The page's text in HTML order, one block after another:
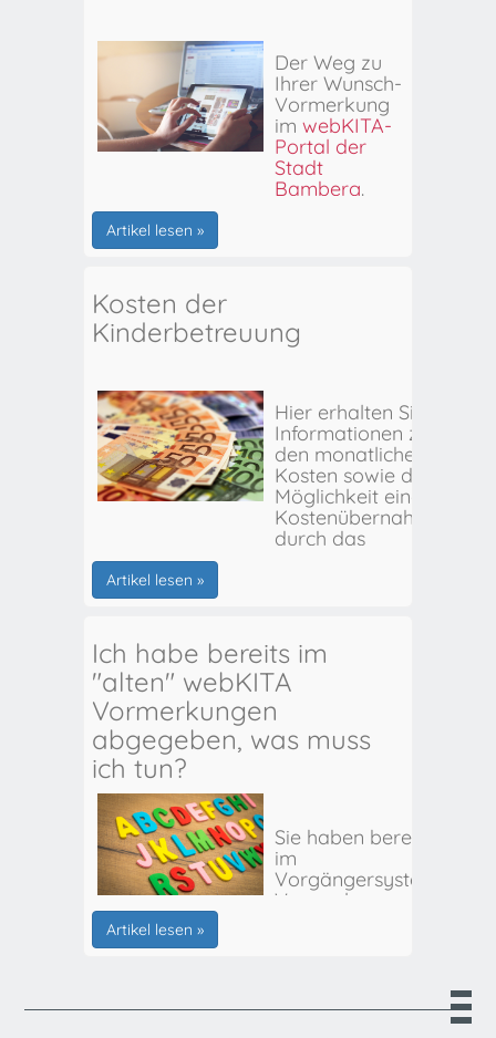
Der Weg zu
Ihrer Wunsch-
Vormerkung
im webKITA-
Portal der
Stadt
Bamberg.
Artikel lesen »
Kosten der
Kinderbetreuung
Hier erhalten Sie
Informationen zu
den monatlichen
Kosten sowie der
Möglichkeit einer
Kostenübernahme
durch das
Artikel lesen »
Ich habe bereits im
"alten" webKITA
Vormerkungen
abgegeben, was muss
ich tun?
Sie haben bereits
im
Vorgängersystem
Vormerkungen
Artikel lesen »